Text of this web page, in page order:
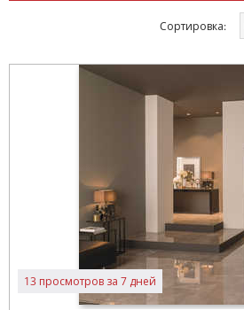
Cортировка:
13 просмотров за 7 дней